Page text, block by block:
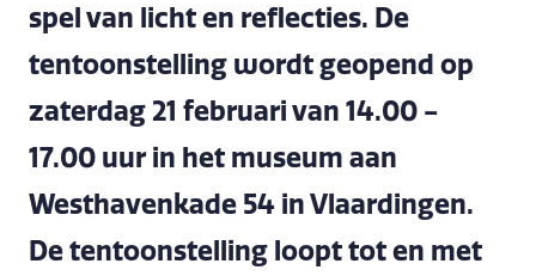
spel van licht en reflecties. De
tentoonstelling wordt geopend op
zaterdag 21 februari van 14.00 -
17.00 uur in het museum aan
Westhavenkade 54 in Vlaardingen.
De tentoonstelling loopt tot en met